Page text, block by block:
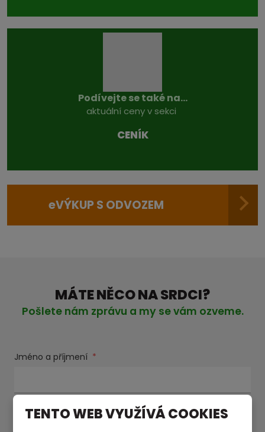
Podívejte se také na...
aktuální ceny v sekci
CENÍK
eVÝKUP S ODVOZEM
MÁTE NĚCO NA SRDCI?
Pošlete nám zprávu a my se vám ozveme.
Jméno a příjmení *
E-mail *
TENTO WEB VYUŽÍVÁ COOKIES